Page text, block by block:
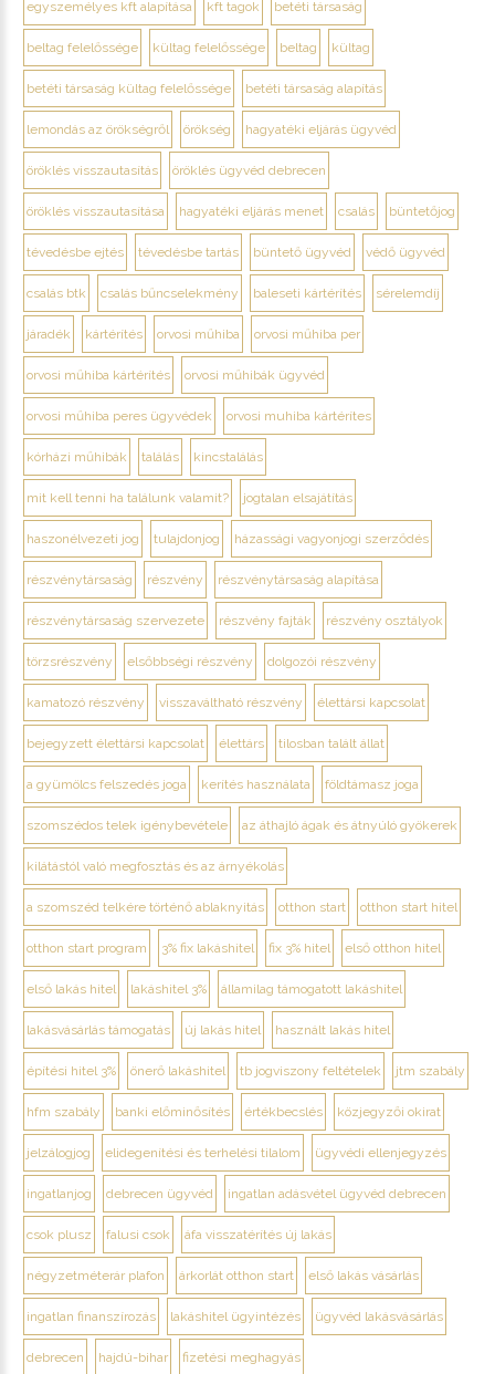
egyszemélyes kft alapítása kft tagok betéti társaság
beltag felelőssége kültag felelőssége beltag kültag
betéti társaság kültag felelőssége betéti társaság alapítás
lemondás az örökségről örökség hagyatéki eljárás ügyvéd
öröklés visszautasítás öröklés ügyvéd debrecen
öröklés visszautasítása hagyatéki eljárás menet csalás büntetőjog
tévedésbe ejtés tévedésbe tartás büntető ügyvéd védő ügyvéd
csalás btk csalás bűncselekmény baleseti kártérítés sérelemdíj
járadék kártérítés orvosi műhiba orvosi műhiba per
orvosi műhiba kártérítés orvosi műhibák ügyvéd
orvosi műhiba peres ügyvédek orvosi muhiba kártérítes
kórházi műhibák találás kincstalálás
mit kell tenni ha találunk valamit? jogtalan elsajátítás
haszonélvezeti jog tulajdonjog házassági vagyonjogi szerződés
részvénytársaság részvény részvénytársaság alapítása
részvénytársaság szervezete részvény fajták részvény osztályok
törzsrészvény elsőbbségi részvény dolgozói részvény
kamatozó részvény visszaváltható részvény élettársi kapcsolat
bejegyzett élettársi kapcsolat élettárs tilosban talált állat
a gyümölcs felszedés joga kerítés használata földtámasz joga
szomszédos telek igénybevétele az áthajló ágak és átnyúló gyökerek
kilátástól való megfosztás és az árnyékolás
a szomszéd telkére történő ablaknyitás otthon start otthon start hitel
otthon start program 3% fix lakáshitel fix 3% hitel első otthon hitel
első lakás hitel lakáshitel 3% államilag támogatott lakáshitel
lakásvásárlás támogatás új lakás hitel használt lakás hitel
építési hitel 3% önerő lakáshitel tb jogviszony feltételek jtm szabály
hfm szabály banki előminősítés értékbecslés közjegyzői okirat
jelzálogjog elidegenítési és terhelési tilalom ügyvédi ellenjegyzés
ingatlanjog debrecen ügyvéd ingatlan adásvétel ügyvéd debrecen
csok plusz falusi csok áfa visszatérítés új lakás
négyzetméterár plafon árkorlát otthon start első lakás vásárlás
ingatlan finanszírozás lakáshitel ügyintézés ügyvéd lakásvásárlás
debrecen hajdú-bihar fizetési meghagyás